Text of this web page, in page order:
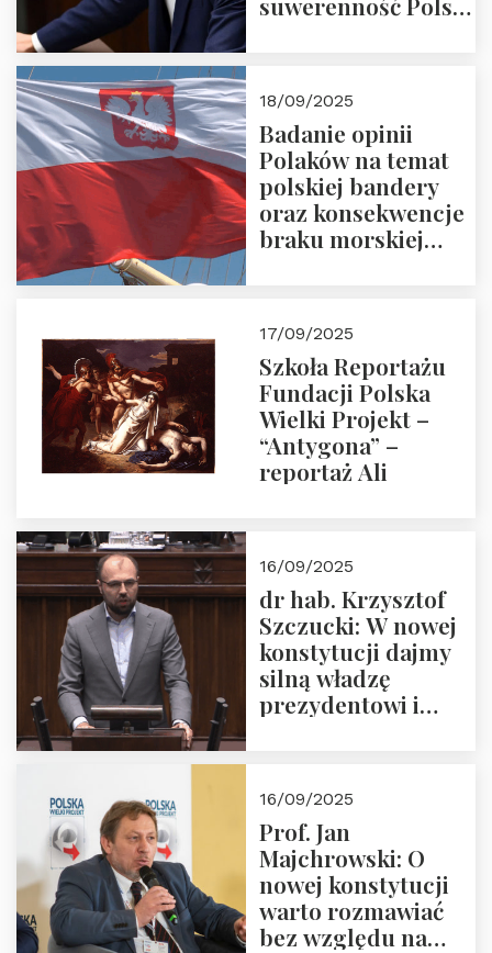
18/09/2025
Badanie opinii
Polaków na temat
polskiej bandery
oraz konsekwencje
braku morskiej
17/09/2025
Szkoła Reportażu
Fundacji Polska
Wielki Projekt –
“Antygona” –
reportaż Ali
16/09/2025
dr hab. Krzysztof
Szczucki: W nowej
konstytucji dajmy
silną władzę
prezydentowi i
16/09/2025
Prof. Jan
Majchrowski: O
nowej konstytucji
warto rozmawiać
bez względu na